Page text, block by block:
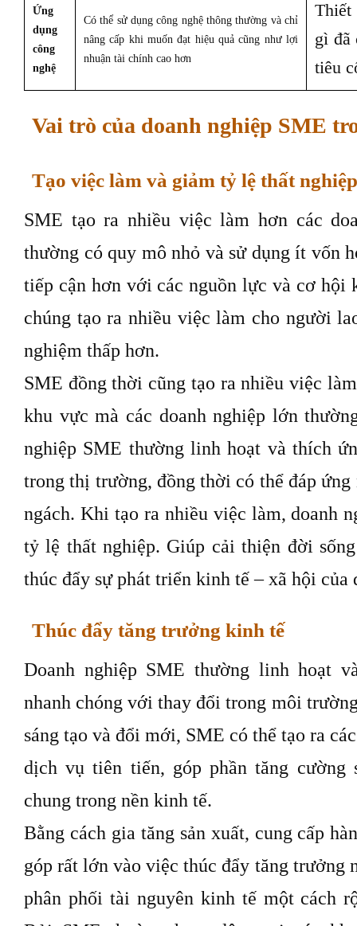
Ứng
dụng
công
nghệ
Có thể sử dụng công nghệ thông thường và chỉ
nâng cấp khi muốn đạt hiệu quả cũng như lợi
nhuận tài chính cao hơn
Thiết
gì đã
tiêu
Vai trò của doanh nghiệp SME
Tạo việc làm và giảm tỷ lệ thất nghiệp
SME tạo ra nhiều việc làm hơn các
thường có quy mô nhỏ và sử dụng ít vốn
tiếp cận hơn với các nguồn lực và cơ hội
chúng tạo ra nhiều việc làm cho người
nghiệm thấp hơn.
SME đồng thời cũng tạo ra nhiều việc
khu vực mà các doanh nghiệp lớn
nghiệp SME thường linh hoạt và thích
trong thị trường, đồng thời có thể đáp
ngách. Khi tạo ra nhiều việc làm, doanh
tỷ lệ thất nghiệp. Giúp cải thiện đời
thúc đẩy sự phát triển kinh tế – xã hội của
Thúc đẩy tăng trưởng kinh tế
Doanh nghiệp SME thường linh hoạt
nhanh chóng với thay đổi trong môi
sáng tạo và đổi mới, SME có thể tạo ra
dịch vụ tiên tiến, góp phần tăng
chung trong nền kinh tế.
Bằng cách gia tăng sản xuất, cung cấp
góp rất lớn vào việc thúc đẩy tăng trưởng
phân phối tài nguyên kinh tế một cách